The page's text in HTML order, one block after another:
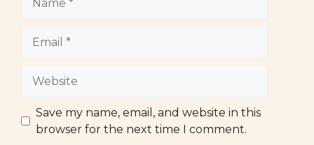
Save my name, email, and website in this
browser for the next time I comment.